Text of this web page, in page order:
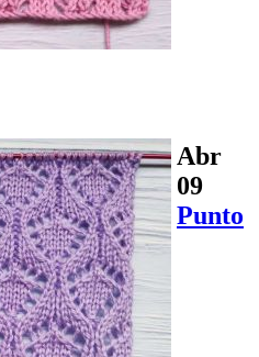
Abr
09
Punto